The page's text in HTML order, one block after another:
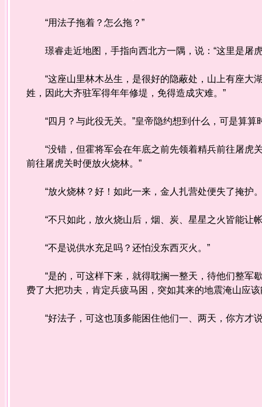
“用法子拖着？怎么拖？”
璟睿走近地图，手指向西北方一隅，说：“这里是屠
“这座山里林木丛生，是很好的隐蔽处，山上有座大
姓，因此大齐驻军得年年修堤，免得造成灾难。”
“四月？与此役无关。”皇帝隐约想到什么，可是算算
“没错，但霍将军会在年底之前先领着精兵前往屠虎
前往屠虎关时便放火烧林。”
“放火烧林？好！如此一来，金人扎营处便失了掩护
“不只如此，放火烧山后，烟、炭、星星之火皆能让
“不是说供水充足吗？还怕没东西灭火。”
“是的，可这样下来，就得耽搁一整天，待他们整军
费了大把功夫，肯定兵疲马困，突如其来的地震淹山应
“好法子，可这也顶多能困住他们一、两天，你方才